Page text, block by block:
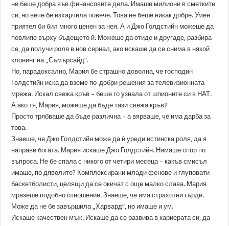
не беше добра във финансовите дела. Имаше милиони в сметките
си, но вече бе изхарчила повече. Това не беше никак добре. Умен
приятел би бил много ценен за нея. А и Джо Голдстийн можеше да
повлияе върху бъдещето й. Можеше да отиде и другаде, разбира
се, да получи роля в нов сериал, ако искаше да се снима в някой
клонинг на „Съмърсайд“.
Но, парадоксално, Мария бе страшно доволна, че господин
Голдстийн иска да вземе по-добри решения за телевизионната
мрежа. Искал свежа кръв – беше го узнала от шпионите си в НАТ.
А ако тя, Мария, можеше да бъде тази свежа кръв?
Просто трябваше да бъде различна – а вярваше, че има дарба за
това.
Знаеше, че Джо Голдстийн може да ѝ уреди истинска роля, да я
направи богата. Мария искаше Джо Голдстийн. Нямаше спор по
въпроса. Не бе спала с никого от четири месеца – какъв смисъл
имаше, по дяволите? Комплексирани млади фенове и глуповати
баскетболисти, целящи да се окичат с още малко слава. Мария
мразеше подобно отношение. Знаеше, че има страхотни гърди.
Може да не бе завършила „Харвард“, но имаше и ум.
Искаше качествен мъж. Искаше да се развива в кариерата си, да